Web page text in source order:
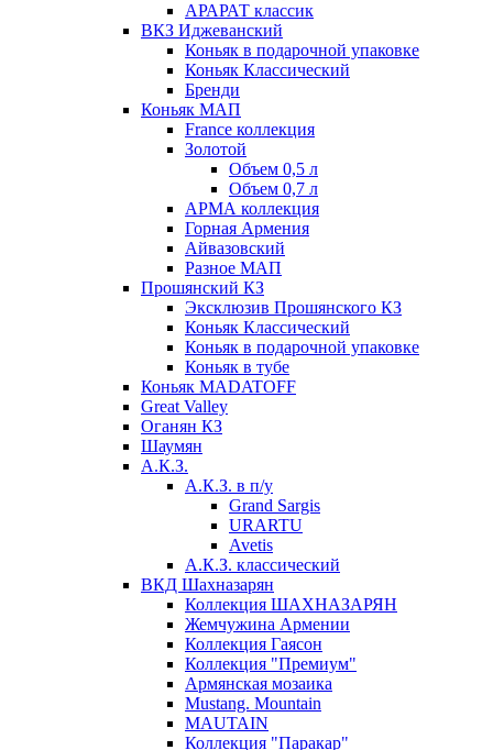
АРАРАТ классик
ВКЗ Иджеванский
Коньяк в подарочной упаковке
Коньяк Классический
Бренди
Коньяк МАП
France коллекция
Золотой
Объем 0,5 л
Объем 0,7 л
АРМА коллекция
Горная Армения
Айвазовский
Разное МАП
Прошянский КЗ
Эксклюзив Прошянского КЗ
Коньяк Классический
Коньяк в подарочной упаковке
Коньяк в тубе
Коньяк MADATOFF
Great Valley
Оганян КЗ
Шаумян
А.К.З.
А.К.З. в п/у
Grand Sargis
URARTU
Avetis
А.К.З. классический
ВКД Шахназарян
Коллекция ШАХНАЗАРЯН
Жемчужина Армении
Коллекция Гаясон
Коллекция "Премиум"
Армянская мозаика
Mustang. Mountain
MAUTAIN
Коллекция "Паракар"